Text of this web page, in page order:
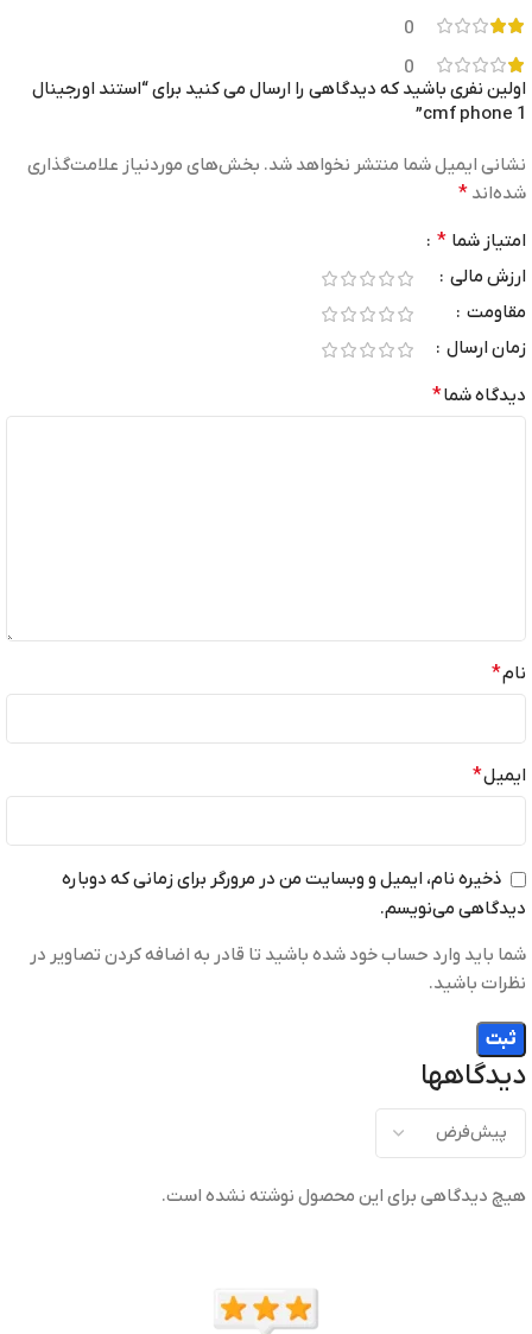
0
0
دیدگاهها
هیچ دیدگاهی برای این محصول نوشته نشده است.
اولین نفری باشید که دیدگاهی را ارسال می کنید برای “استند اورجینال
cmf phone 1”
نشانی ایمیل شما منتشر نخواهد شد. بخش‌های موردنیاز علامت‌گذاری
شده‌اند *
امتیاز شما *
ارزش مالی
مقاومت
زمان ارسال
دیدگاه شما*
نام*
ایمیل*
ذخیره نام، ایمیل و وبسایت من در مرورگر برای زمانی که دوباره
دیدگاهی می‌نویسم.
شما باید وارد حساب خود شده باشید تا قادر به اضافه کردن تصاویر در
نظرات باشید.